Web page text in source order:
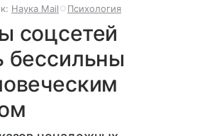
Наука Mail Психология
соцсетей
бессильны